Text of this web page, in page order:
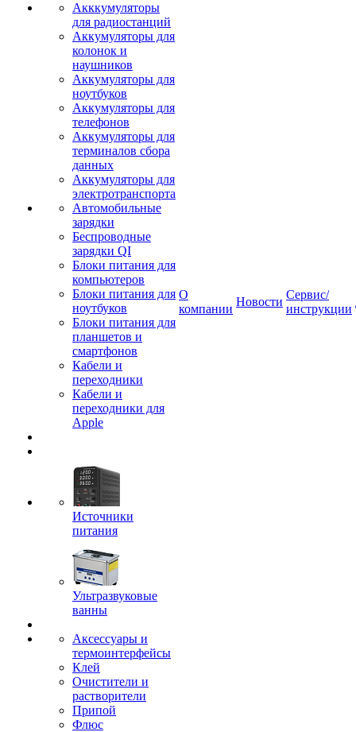
Акккумуляторы
для радиостанций
Аккумуляторы для
колонок и
наушников
Аккумуляторы для
ноутбуков
Аккумуляторы для
телефонов
Аккумуляторы для
терминалов сбора
данных
Аккумуляторы для
электротранспорта
Автомобильные
зарядки
Беспроводные
зарядки QI
Блоки питания для
компьютеров
Блоки питания для
ноутбуков
Блоки питания для
планшетов и
смартфонов
Кабели и
переходники
Кабели и
переходники для
Apple
Источники
питания
Ультразвуковые
ванны
Аксессуары и
термоинтерфейсы
Клей
Очистители и
растворители
Припой
Флюс
О
компании
Новости
Сервис/
инструкции